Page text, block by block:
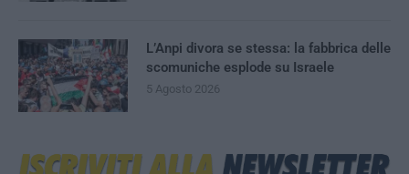
L’Anpi divora se stessa: la fabbrica delle
scomuniche esplode su Israele
5 Agosto 2026